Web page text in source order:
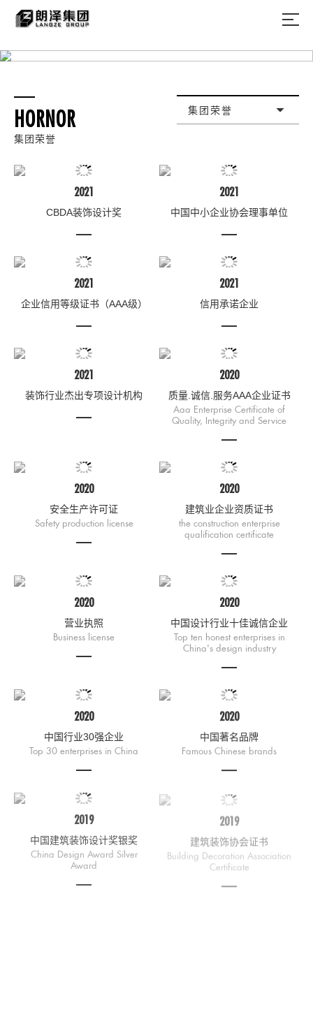
集团荣誉
HORNOR
集团荣誉
2021
CBDA装饰设计奖
2021
中国中小企业协会理事单位
2021
企业信用等级证书（AAA级）
2021
信用承诺企业
2021
装饰行业杰出专项设计机构
2020
质量.诚信.服务AAA企业证书
Aaa Enterprise Certificate of
Quality, Integrity and Service
2020
安全生产许可证
Safety production license
2020
建筑业企业资质证书
the construction enterprise
qualification certificate
2020
营业执照
Business license
2020
中国设计行业十佳诚信企业
Top ten honest enterprises in
China's design industry
2020
中国行业30强企业
Top 30 enterprises in China
2020
中国著名品牌
Famous Chinese brands
2019
中国建筑装饰设计奖银奖
China Design Award Silver
Award
2019
建筑装饰协会证书
Building Decoration Association
Certificate